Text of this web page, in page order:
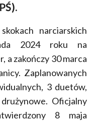
narciarskich
2024 roku na
a zakończy 30 marca
Zaplanowanych
3 duetów,
Oficjalny
8 maja